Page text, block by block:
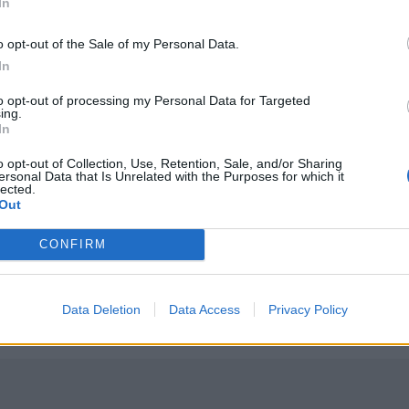
opt-out of the Sale of my Personal Data.
opt-out of processing my Personal Data for Targeted
opt-out of Collection, Use, Retention, Sale, and/or Sharing
Data that Is Unrelated with the Purposes for which it
CONFIRM
Data Deletion Data Access Privacy Policy
ΕΊΔΗΣΗ
Σαλάχ - Βίντεο
Τραπεζούντα στον Σαλάχ - Βίντεο
Ο Λιονέλ Μέσι είπε το «τελευταίο αντίο» στον πατέρα
SPORTS 21:07
Ο Λιονέλ Μέσι είπε το «τελευταίο
Ο Λιονέλ Μέσι είπε το
με 13 ελληνικές συμμετοχές
ΟΦΗ: Σπουδαία επένδυση με τον Κωνσταντίνο Παπαδάκη
SPORTS
ΟΦΗ: Σπουδαία επένδυση με τον
ΟΦΗ: Σπουδαία επένδυση με τον